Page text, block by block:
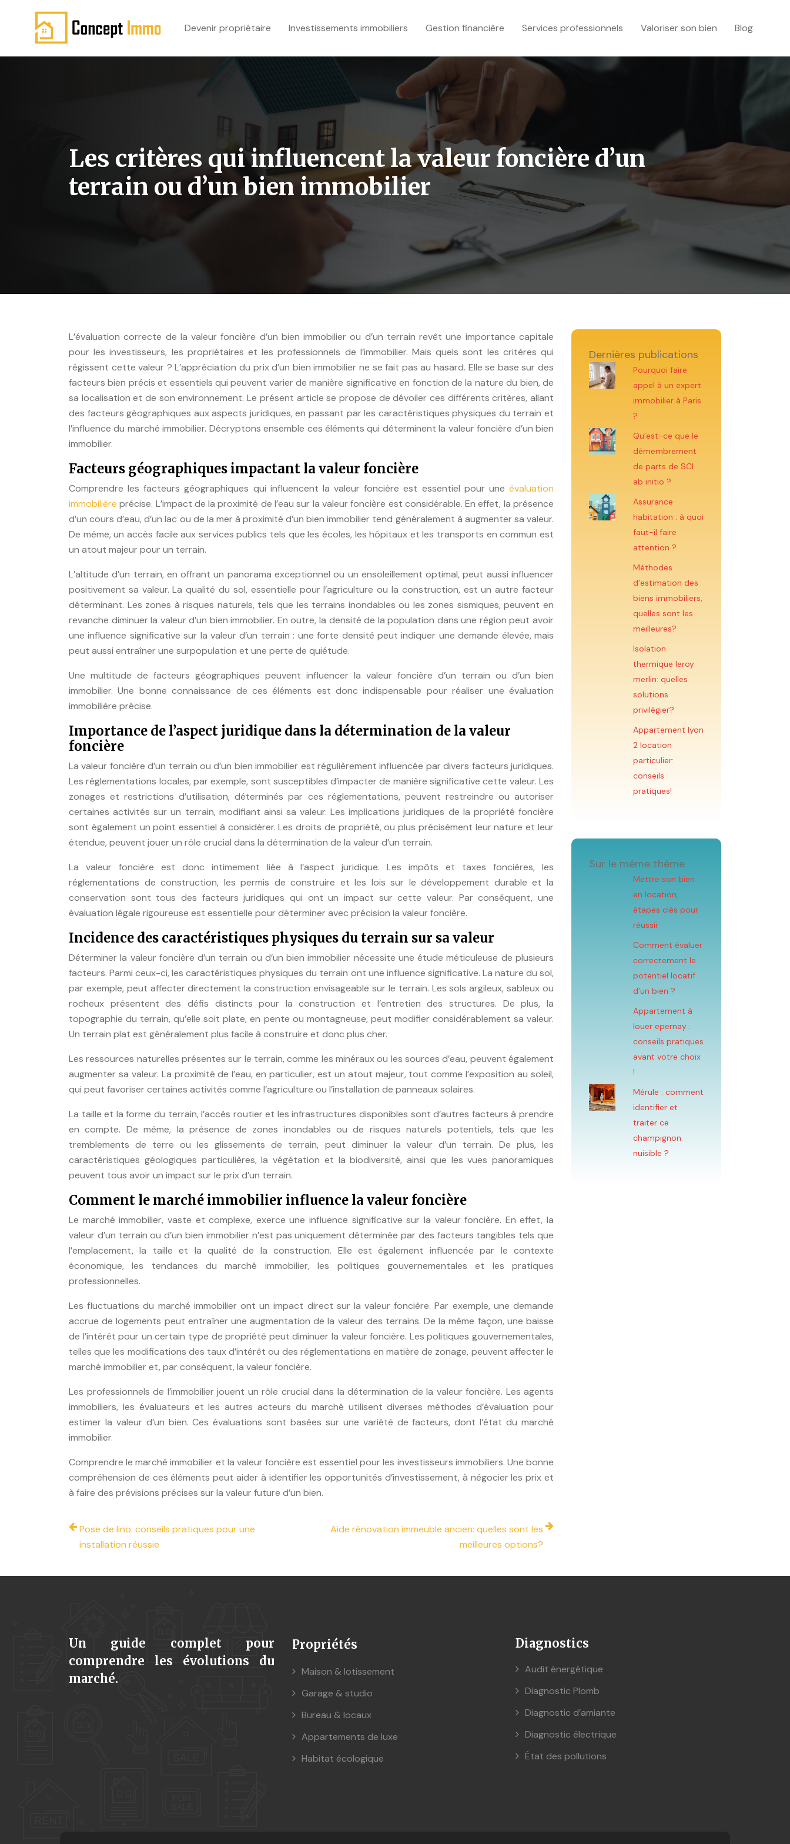
Devenir propriétaire Investissements immobiliers Gestion financière Services professionnels Valoriser son bien Blog
Les critères qui influencent la valeur foncière d’un
terrain ou d’un bien immobilier
L’évaluation correcte de la valeur foncière d’un bien immobilier ou d’un terrain revêt une importance capitale
pour les investisseurs, les propriétaires et les professionnels de l’immobilier. Mais quels sont les critères qui
régissent cette valeur ? L’appréciation du prix d’un bien immobilier ne se fait pas au hasard. Elle se base sur des
facteurs bien précis et essentiels qui peuvent varier de manière significative en fonction de la nature du bien, de
sa localisation et de son environnement. Le présent article se propose de dévoiler ces différents critères, allant
des facteurs géographiques aux aspects juridiques, en passant par les caractéristiques physiques du terrain et
l’influence du marché immobilier. Décryptons ensemble ces éléments qui déterminent la valeur foncière d’un bien
immobilier.
Facteurs géographiques impactant la valeur foncière
Comprendre les facteurs géographiques qui influencent la valeur foncière est essentiel pour une évaluation
immobilière précise. L’impact de la proximité de l’eau sur la valeur foncière est considérable. En effet, la présence
d’un cours d’eau, d’un lac ou de la mer à proximité d’un bien immobilier tend généralement à augmenter sa valeur.
De même, un accès facile aux services publics tels que les écoles, les hôpitaux et les transports en commun est
un atout majeur pour un terrain.
L’altitude d’un terrain, en offrant un panorama exceptionnel ou un ensoleillement optimal, peut aussi influencer
positivement sa valeur. La qualité du sol, essentielle pour l’agriculture ou la construction, est un autre facteur
déterminant. Les zones à risques naturels, tels que les terrains inondables ou les zones sismiques, peuvent en
revanche diminuer la valeur d’un bien immobilier. En outre, la densité de la population dans une région peut avoir
une influence significative sur la valeur d’un terrain : une forte densité peut indiquer une demande élevée, mais
peut aussi entraîner une surpopulation et une perte de quiétude.
Une multitude de facteurs géographiques peuvent influencer la valeur foncière d’un terrain ou d’un bien
immobilier. Une bonne connaissance de ces éléments est donc indispensable pour réaliser une évaluation
immobilière précise.
Importance de l’aspect juridique dans la détermination de la valeur
foncière
La valeur foncière d’un terrain ou d’un bien immobilier est régulièrement influencée par divers facteurs juridiques.
Les réglementations locales, par exemple, sont susceptibles d’impacter de manière significative cette valeur. Les
zonages et restrictions d’utilisation, déterminés par ces réglementations, peuvent restreindre ou autoriser
certaines activités sur un terrain, modifiant ainsi sa valeur. Les implications juridiques de la propriété foncière
sont également un point essentiel à considérer. Les droits de propriété, ou plus précisément leur nature et leur
étendue, peuvent jouer un rôle crucial dans la détermination de la valeur d’un terrain.
La valeur foncière est donc intimement liée à l’aspect juridique. Les impôts et taxes foncières, les
réglementations de construction, les permis de construire et les lois sur le développement durable et la
conservation sont tous des facteurs juridiques qui ont un impact sur cette valeur. Par conséquent, une
évaluation légale rigoureuse est essentielle pour déterminer avec précision la valeur foncière.
Incidence des caractéristiques physiques du terrain sur sa valeur
Déterminer la valeur foncière d’un terrain ou d’un bien immobilier nécessite une étude méticuleuse de plusieurs
facteurs. Parmi ceux-ci, les caractéristiques physiques du terrain ont une influence significative. La nature du sol,
par exemple, peut affecter directement la construction envisageable sur le terrain. Les sols argileux, sableux ou
rocheux présentent des défis distincts pour la construction et l’entretien des structures. De plus, la
topographie du terrain, qu’elle soit plate, en pente ou montagneuse, peut modifier considérablement sa valeur.
Un terrain plat est généralement plus facile à construire et donc plus cher.
Les ressources naturelles présentes sur le terrain, comme les minéraux ou les sources d’eau, peuvent également
augmenter sa valeur. La proximité de l’eau, en particulier, est un atout majeur, tout comme l’exposition au soleil,
qui peut favoriser certaines activités comme l’agriculture ou l’installation de panneaux solaires.
La taille et la forme du terrain, l’accès routier et les infrastructures disponibles sont d’autres facteurs à prendre
en compte. De même, la présence de zones inondables ou de risques naturels potentiels, tels que les
tremblements de terre ou les glissements de terrain, peut diminuer la valeur d’un terrain. De plus, les
caractéristiques géologiques particulières, la végétation et la biodiversité, ainsi que les vues panoramiques
peuvent tous avoir un impact sur le prix d’un terrain.
Comment le marché immobilier influence la valeur foncière
Le marché immobilier, vaste et complexe, exerce une influence significative sur la valeur foncière. En effet, la
valeur d’un terrain ou d’un bien immobilier n’est pas uniquement déterminée par des facteurs tangibles tels que
l’emplacement, la taille et la qualité de la construction. Elle est également influencée par le contexte
économique, les tendances du marché immobilier, les politiques gouvernementales et les pratiques
professionnelles.
Les fluctuations du marché immobilier ont un impact direct sur la valeur foncière. Par exemple, une demande
accrue de logements peut entraîner une augmentation de la valeur des terrains. De la même façon, une baisse
de l’intérêt pour un certain type de propriété peut diminuer la valeur foncière. Les politiques gouvernementales,
telles que les modifications des taux d’intérêt ou des réglementations en matière de zonage, peuvent affecter le
marché immobilier et, par conséquent, la valeur foncière.
Les professionnels de l’immobilier jouent un rôle crucial dans la détermination de la valeur foncière. Les agents
immobiliers, les évaluateurs et les autres acteurs du marché utilisent diverses méthodes d’évaluation pour
estimer la valeur d’un bien. Ces évaluations sont basées sur une variété de facteurs, dont l’état du marché
immobilier.
Comprendre le marché immobilier et la valeur foncière est essentiel pour les investisseurs immobiliers. Une bonne
compréhension de ces éléments peut aider à identifier les opportunités d’investissement, à négocier les prix et
à faire des prévisions précises sur la valeur future d’un bien.
Pose de lino: conseils pratiques pour une
installation réussie
Aide rénovation immeuble ancien: quelles sont les
meilleures options?
Dernières publications
Pourquoi faire
appel à un expert
immobilier à Paris
?
Qu’est-ce que le
démembrement
de parts de SCI
ab initio ?
Assurance
habitation : à quoi
faut-il faire
attention ?
Méthodes
d’estimation des
biens immobiliers,
quelles sont les
meilleures?
Isolation
thermique leroy
merlin: quelles
solutions
privilégier?
Appartement lyon
2 location
particulier:
conseils
pratiques!
Sur le même thème
Mettre son bien
en location,
étapes clés pour
réussir
Comment évaluer
correctement le
potentiel locatif
d’un bien ?
Appartement à
louer epernay :
conseils pratiques
avant votre choix
!
Mérule : comment
identifier et
traiter ce
champignon
nuisible ?
Un guide complet pour
comprendre les évolutions du
marché.
Propriétés
Maison & lotissement
Garage & studio
Bureau & locaux
Appartements de luxe
Habitat écologique
Diagnostics
Audit énergétique
Diagnostic Plomb
Diagnostic d’amiante
Diagnostic électrique
État des pollutions